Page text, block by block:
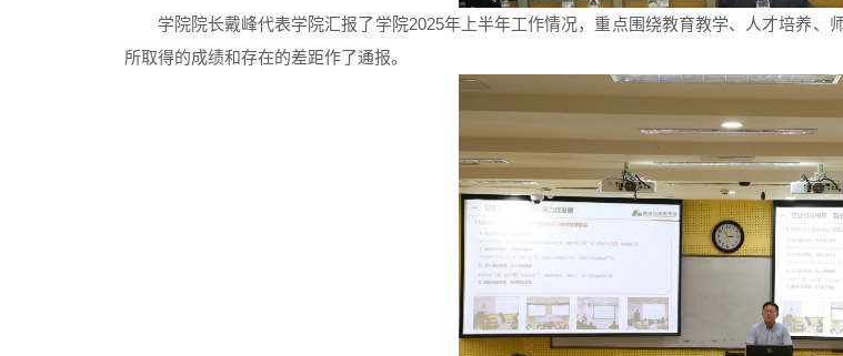
学院院长戴峰代表学院汇报了学院2025年上半年工作情况，重点围绕教育教学、人才培养
所取得的成绩和存在的差距作了通报。